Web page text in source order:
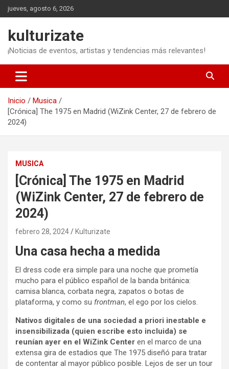
Saltar
al
jueves, agosto 6, 2026
kulturizate
¡Noticias de eventos, artistas y tendencias más relevantes!
Inicio
Musica
[Crónica] The 1975 en Madrid (WiZink Center, 27 de febrero de
2024)
MUSICA
[Crónica] The 1975 en Madrid
(WiZink Center, 27 de febrero de
2024)
febrero 28, 2024 Kulturizate
Una casa hecha a medida
El dress code era simple para una noche que prometía
mucho para el público español de la banda británica:
camisa blanca, corbata negra, zapatos o botas de
plataforma, y como su frontman, el ego por los cielos.
Nativos digitales de una sociedad a priori inestable e
insensibilizada (quien escribe esto incluida) se
reunían ayer en el WiZink Center en el marco de una
extensa gira de estadios que The 1975 diseñó para tratar
de contentar al mayor público posible. Lejos de ser un tour